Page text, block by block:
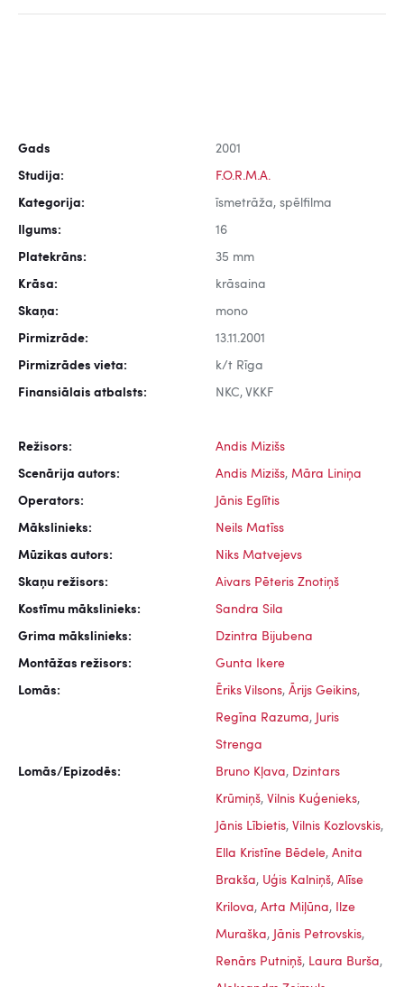
Gads 2001
Studija: F.O.R.M.A.
Kategorija: īsmetrāža, spēlfilma
Ilgums: 16
Platekrāns: 35 mm
Krāsa: krāsaina
Skaņa: mono
Pirmizrāde: 13.11.2001
Pirmizrādes vieta: k/t Rīga
Finansiālais atbalsts: NKC, VKKF
Režisors: Andis Mizišs
Scenārija autors: Andis Mizišs, Māra Liniņa
Operators: Jānis Eglītis
Mākslinieks: Neils Matīss
Mūzikas autors: Niks Matvejevs
Skaņu režisors: Aivars Pēteris Znotiņš
Kostīmu mākslinieks: Sandra Sila
Grima mākslinieks: Dzintra Bijubena
Montāžas režisors: Gunta Ikere
Lomās: Ēriks Vilsons, Ārijs Geikins,
Regīna Razuma, Juris
Strenga
Lomās/Epizodēs: Bruno Kļava, Dzintars
Krūmiņš, Vilnis Kuģenieks,
Jānis Lībietis, Vilnis Kozlovskis,
Ella Kristīne Bēdele, Anita
Brakša, Uģis Kalniņš, Alīse
Krilova, Arta Miļūna, Ilze
Muraška, Jānis Petrovskis,
Renārs Putniņš, Laura Burša,